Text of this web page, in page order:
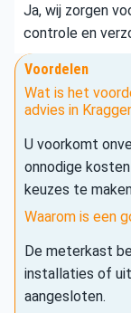
Ja, wij zorgen
controle en
Voordelen
Wat is het
advies in
U voorkomt
onnodige
keuzes te
Waarom is een
De meterkast
installaties of
aangesloten.